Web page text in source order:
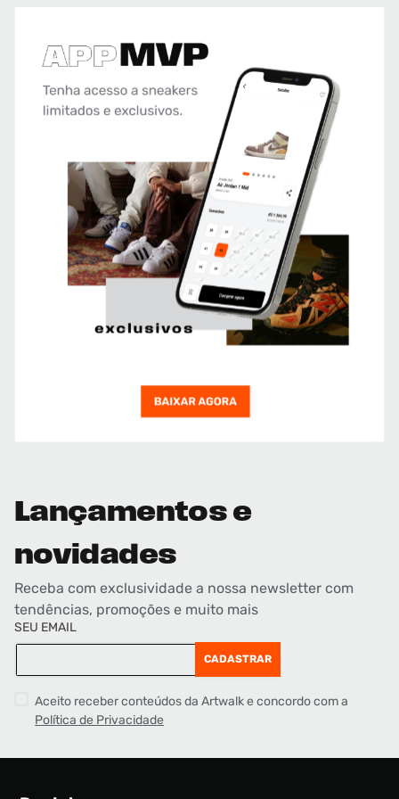
Lançamentos e
novidades
Receba com exclusividade a nossa newsletter com
tendências, promoções e muito mais
SEU EMAIL
CADASTRAR
Aceito receber conteúdos da Artwalk e concordo com a
Política de Privacidade